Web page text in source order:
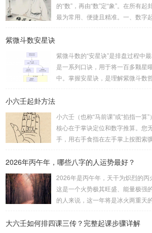
的“数”，再由“数”定“象”。在所有
最为常用、便捷且精准。一、数字
卦。如果数字是偶数位，则前后平
分比后部分少一位。例如，数字
位...
紫微斗数安星诀
紫微斗数的“安星诀”是排盘过程中
是一系列口诀，用于将一百多颗星
中。掌握安星诀，是理解紫微斗数
赖关系，可以清晰地通过下图展现
安紫微星诀（定帝星）这是所有安
诀：紫微天机星逆行，隔一阳武天
小六壬起卦方法
小六壬（也称“马前课”或“掐指一算
核心在于掌诀定位和数字推算。您
手，用右手食指在左手掌上按图索
吉。留连：位于食指指尖，属水，
口：位于无名指指尖，属金，白虎
吉：位于无名指根部，属木，六合
亡：位于中指根部，属土，勾陈，...
2026年丙午年，哪些八字的人运势最好？
2026年是丙午年，天干为炽烈的丙
这是一个火势极其旺盛、能量极强
的人来说，这一年将是冰火两重天
理：吉凶在于平衡与需求八字讲究
大六壬如何排四课三传？完整起课步骤详解